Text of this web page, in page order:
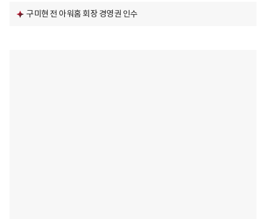
구미현 전 아워홈 회장 경영권 인수